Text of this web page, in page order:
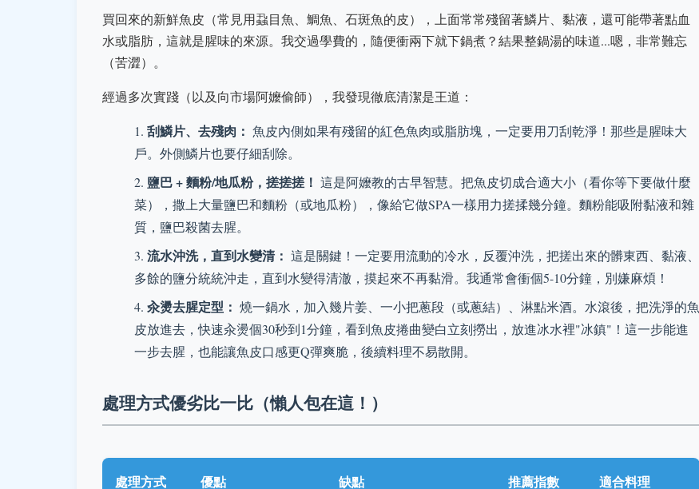
買回來的新鮮魚皮（常見用蝨目魚、鯛魚、石斑魚的皮），上面常常殘留著鱗片、黏液，還可能帶著點血
水或脂肪，這就是腥味的來源。我交過學費的，隨便衝兩下就下鍋煮？結果整鍋湯的味道...嗯，非常難忘
（苦澀）。
經過多次實踐（以及向市場阿嬤偷師），我發現徹底清潔是王道：
刮鱗片、去殘肉： 魚皮內側如果有殘留的紅色魚肉或脂肪塊，一定要用刀刮乾淨！那些是腥味大
戶。外側鱗片也要仔細刮除。
鹽巴 + 麵粉/地瓜粉，搓搓搓！ 這是阿嬤教的古早智慧。把魚皮切成合適大小（看你等下要做什麼
菜），撒上大量鹽巴和麵粉（或地瓜粉），像給它做SPA一樣用力搓揉幾分鐘。麵粉能吸附黏液和雜
質，鹽巴殺菌去腥。
流水沖洗，直到水變清： 這是關鍵！一定要用流動的冷水，反覆沖洗，把搓出來的髒東西、黏液、
多餘的鹽分統統沖走，直到水變得清澈，摸起來不再黏滑。我通常會衝個5-10分鐘，別嫌麻煩！
汆燙去腥定型： 燒一鍋水，加入幾片姜、一小把蔥段（或蔥結）、淋點米酒。水滾後，把洗淨的魚
皮放進去，快速汆燙個30秒到1分鐘，看到魚皮捲曲變白立刻撈出，放進冰水裡"冰鎮"！這一步能進
一步去腥，也能讓魚皮口感更Q彈爽脆，後續料理不易散開。
處理方式優劣比一比（懶人包在這！）
處理方式 優點 缺點 推薦指數 適合料理